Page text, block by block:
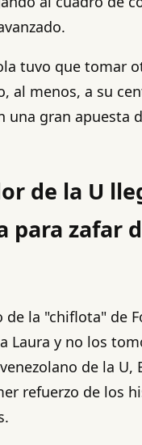
tuvo que tomar
al menos, a su
una gran apuesta
de la U
para zafar
de la "chiflota" de
Laura y no los
de la U,
refuerzo de los